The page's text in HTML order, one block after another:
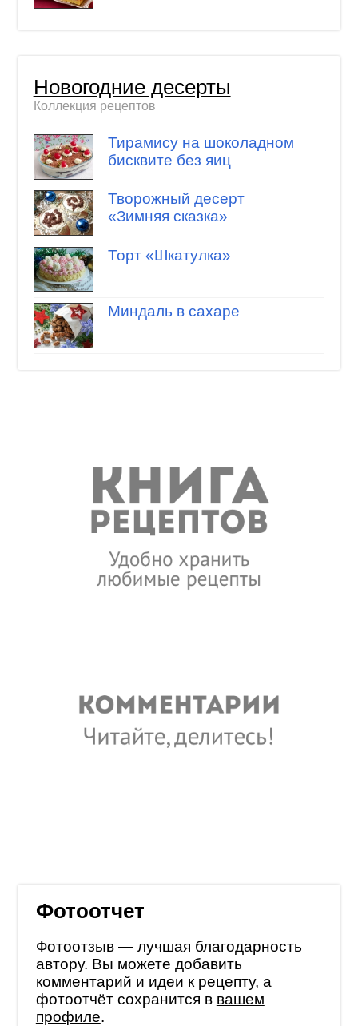
Новогодние десерты
Коллекция рецептов
Тирамису на шоколадном
бисквите без яиц
Творожный десерт
«Зимняя сказка»
Торт «Шкатулка»
Миндаль в сахаре
Фотоотчет
Фотоотзыв — лучшая благодарность
автору. Вы можете добавить
комментарий и идеи к рецепту, а
фотоотчёт сохранится в вашем
профиле.